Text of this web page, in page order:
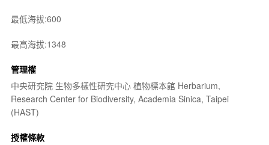
最低海拔:600
最高海拔:1348
管理權
中央研究院 生物多樣性研究中心 植物標本館 Herbarium,
Research Center for Biodiversity, Academia Sinica, Taipei
(HAST)
授權條款